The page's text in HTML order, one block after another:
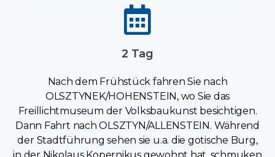
2 Tag
Nach dem Frühstück fahren Sie nach
OLSZTYNEK/HOHENSTEIN, wo Sie das
Freillichtmuseum der Volksbaukunst besichtigen.
Dann Fahrt nach OLSZTYN/ALLENSTEIN. Während
der Stadtführung sehen sie u.a. die gotische Burg,
in der Nikolaus Kopernikus gewohnt hat, schmuken